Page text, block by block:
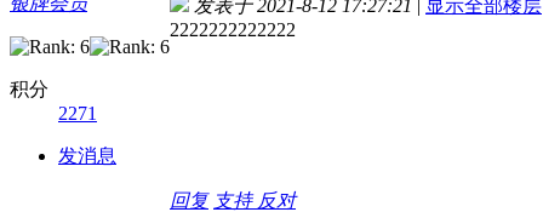
积分
2271
发消息
发表于 2021-8-12 17:27:21 | 显示全部楼层
2222222222222
回复 支持 反对